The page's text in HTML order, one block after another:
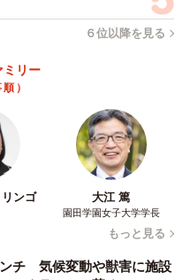
６位以降を見る
ミリー
）
ンゴ 大江 篤
園田学園女子大学学長
もっと見る
チ 気候変動や獣害に施設